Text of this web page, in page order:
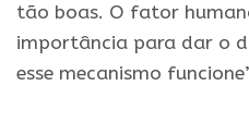
tão boas. O fator
importância para dar o
esse mecanismo